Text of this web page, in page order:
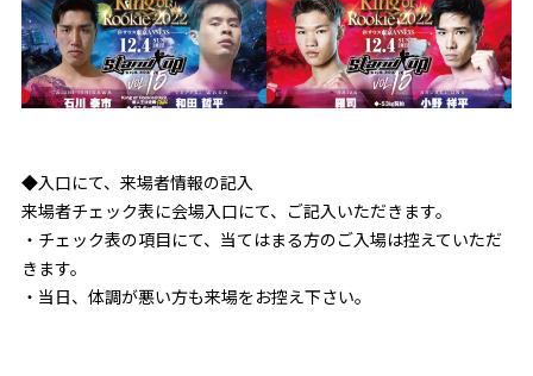
◆入口にて、来場者情報の記入
来場者チェック表に会場入口にて、ご記入いただきます。
・チェック表の項目にて、当てはまる方のご入場は控えていただ
きます。
・当日、体調が悪い方も来場をお控え下さい。